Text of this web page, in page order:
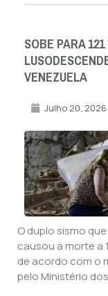
SOBE PARA
VENEZUELA
Julho 20, 2026
O duplo sismo
causou a morte a
de acordo com o
pelo Ministério